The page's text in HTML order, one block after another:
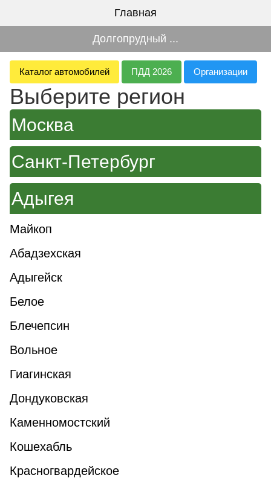
Главная
Долгопрудный ...
Каталог автомобилей ПДД 2026 Организации
Выберите регион
Москва
Санкт-Петербург
Адыгея
Майкоп
Абадзехская
Адыгейск
Белое
Блечепсин
Вольное
Гиагинская
Дондуковская
Каменномостский
Кошехабль
Красногвардейское